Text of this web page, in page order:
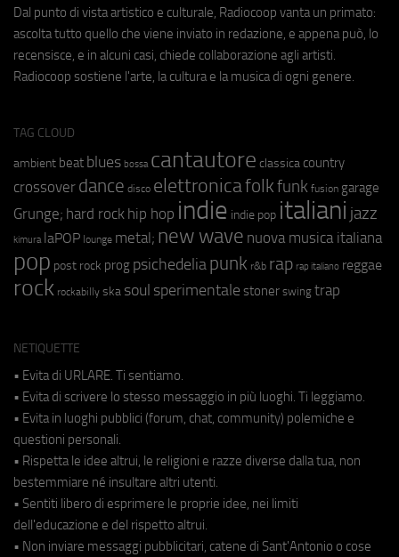
Dal punto di vista artistico e culturale, Radiocoop vanta un primato:
ascolta tutto quello che viene inviato in redazione, e appena può, lo
recensisce, e in alcuni casi, chiede collaborazione agli artisti.
Radiocoop sostiene l'arte, la cultura e la musica di ogni genere.
TAG CLOUD
ambient beat blues bossa cantautore classica country
crossover dance disco elettronicafolkfunk fusion garage
Grunge; hard rock hip hop indie indie pop italiani jazz
kimura laPOP lounge metal; new wave nuova musica italiana
pop post rock prog psichedeliapunk r&b rap rap italiano reggae
rock rockabilly ska soul sperimentale stoner swing trap
NETIQUETTE
• Evita di URLARE. Ti sentiamo.
• Evita di scrivere lo stesso messaggio in più luoghi. Ti leggiamo.
• Evita in luoghi pubblici (forum, chat, community) polemiche e
questioni personali.
• Rispetta le idee altrui, le religioni e razze diverse dalla tua, non
bestemmiare né insultare altri utenti.
• Sentiti libero di esprimere le proprie idee, nei limiti
dell'educazione e del rispetto altrui.
• Non inviare messaggi pubblicitari, catene di Sant'Antonio o cose